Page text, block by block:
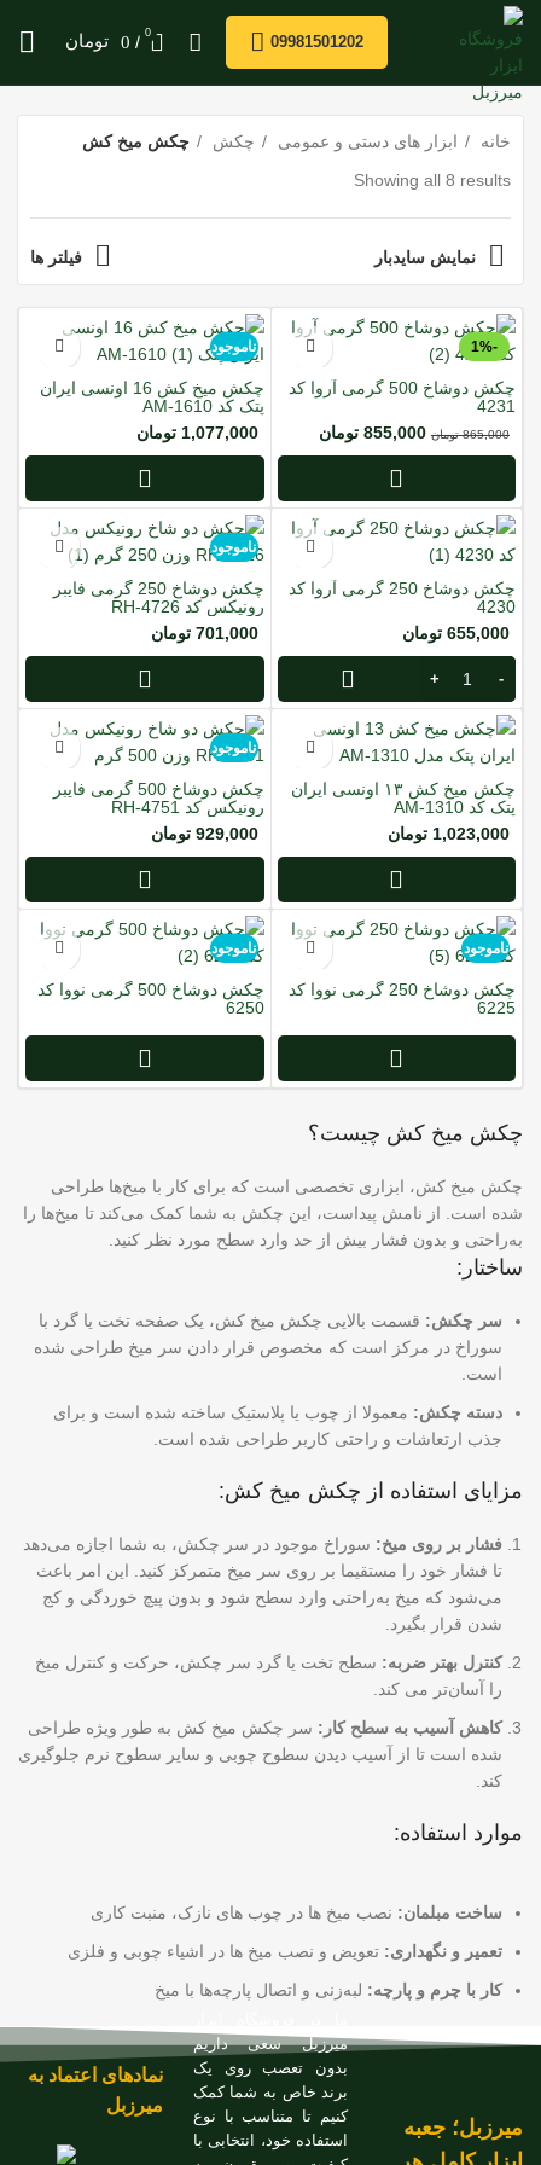
09981501202
0
/
0 تومان
خانه ابزار های دستی و عمومی چکش
چکش میخ کش
Showing all 8 results
نمایش سایدبار فیلتر ها
-1%
ناموجود
چکش دوشاخ 500 گرمی آروا کد
4231
865,000 تومان 855,000 تومان
ناموجود
چکش میخ کش 16 اونسی ایران
پتک کد AM-1610
1,077,000 تومان
چکش دوشاخ 250 گرمی آروا کد
4230
655,000 تومان
ناموجود
چکش دوشاخ 250 گرمی فایبر
رونیکس کد RH-4726
701,000 تومان
چکش میخ کش ۱۳ اونسی ایران
پتک کد AM-1310
1,023,000 تومان
ناموجود
چکش دوشاخ 500 گرمی فایبر
رونیکس کد RH-4751
929,000 تومان
ناموجود
چکش دوشاخ 250 گرمی نووا کد
6225
ناموجود
چکش دوشاخ 500 گرمی نووا کد
6250
چکش میخ کش چیست؟
چکش میخ کش، ابزاری تخصصی است که برای کار با میخ‌ها طراحی
شده است. از نامش پیداست، این چکش به شما کمک می‌کند تا میخ‌ها را
به‌راحتی و بدون فشار بیش از حد وارد سطح مورد نظر کنید.
ساختار:
سر چکش: قسمت بالایی چکش میخ کش، یک صفحه تخت یا گرد با
سوراخ در مرکز است که مخصوص قرار دادن سر میخ طراحی شده
است.
دسته چکش: معمولا از چوب یا پلاستیک ساخته شده است و برای
جذب ارتعاشات و راحتی کاربر طراحی شده است.
مزایای استفاده از چکش میخ کش:
فشار بر روی میخ: سوراخ موجود در سر چکش، به شما اجازه می‌دهد
تا فشار خود را مستقیما بر روی سر میخ متمرکز کنید. این امر باعث
می‌شود که میخ به‌راحتی وارد سطح شود و بدون پیچ خوردگی و کج
شدن قرار بگیرد.
کنترل بهتر ضربه: سطح تخت یا گرد سر چکش، حرکت و کنترل میخ
را آسان‌تر می کند.
کاهش آسیب به سطح کار: سر چکش میخ کش به طور ویژه طراحی
شده است تا از آسیب دیدن سطوح چوبی و سایر سطوح نرم جلوگیری
کند.
موارد استفاده:
ساخت مبلمان: نصب میخ ها در چوب های نازک، منبت کاری
تعمیر و نگهداری: تعویض و نصب میخ ها در اشیاء چوبی و فلزی
کار با چرم و پارچه: لبه‌زنی و اتصال پارچه‌ها با میخ
میرزبل؛ جعبه
میرزبل سعی داریم
بدون تعصب روی یک
برند خاص به شما کمک
کنیم تا متناسب با نوع
استفاده خود، انتخابی با
نمادهای اعتماد به
میرزبل